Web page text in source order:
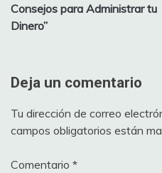
entradas
Consejos para Administrar tu
Dinero”
Deja un comentario
Tu dirección de correo
campos obligatorios están
Comentario *